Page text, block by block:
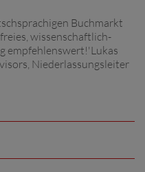
Buchmarkt
wissenschaftlich-
empfehlenswert!'Lukas
Niederlassungsleiter